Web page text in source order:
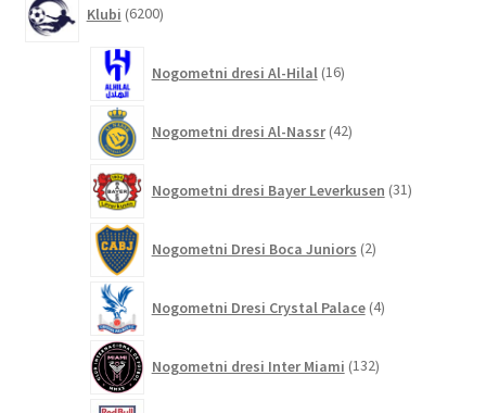
Klubi 6200izdelkov
Nogometni dresi Al-Hilal 16izdelkov
Nogometni dresi Al-Nassr 42izdelkov
Nogometni dresi Bayer Leverkusen 31izdelkov
Nogometni Dresi Boca Juniors 2izdelka
Nogometni Dresi Crystal Palace 4izdelki
Nogometni dresi Inter Miami 132izdelkov